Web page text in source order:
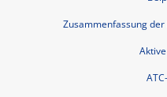
Zusammenfassung